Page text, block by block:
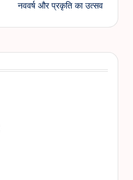
नववर्ष और प्रकृति का उत्सव